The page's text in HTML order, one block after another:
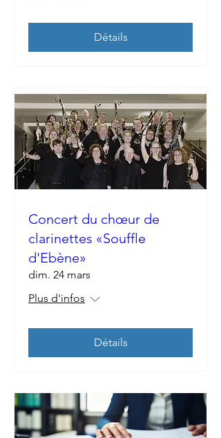
Détails
Concert du chœur de
clarinettes «Souffle
d'Ebène»
dim. 24 mars
Plus d'infos
Détails